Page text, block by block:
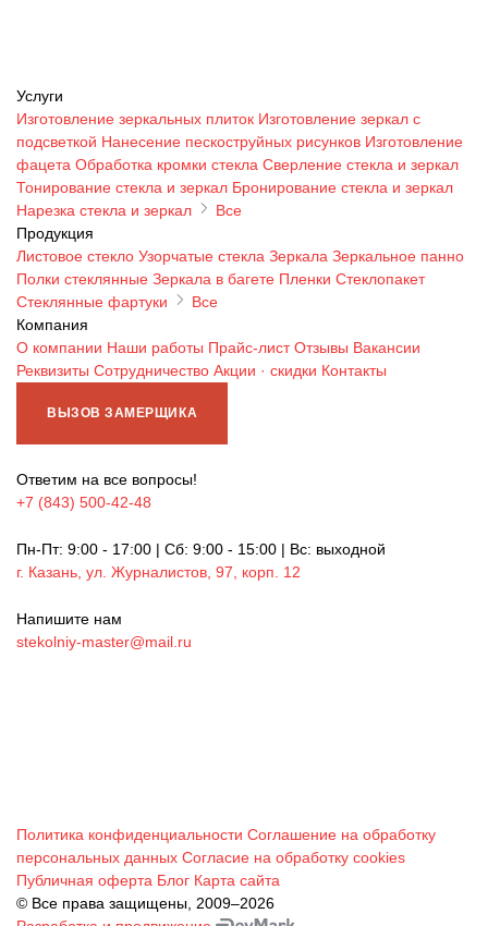
Услуги
Изготовление зеркальных плиток Изготовление зеркал с
подсветкой Нанесение пескоструйных рисунков Изготовление
фацета Обработка кромки стекла Сверление стекла и зеркал
Тонирование стекла и зеркал Бронирование стекла и зеркал
Нарезка стекла и зеркал
Все
Продукция
Листовое стекло Узорчатые стекла Зеркала Зеркальное панно
Полки стеклянные Зеркала в багете Пленки Стеклопакет
Стеклянные фартуки
Все
Компания
О компании Наши работы Прайс-лист Отзывы Вакансии
Реквизиты Сотрудничество Акции · скидки Контакты
ВЫЗОВ ЗАМЕРЩИКА
Ответим на все вопросы!
+7 (843) 500-42-48
Пн-Пт: 9:00 - 17:00 | Сб: 9:00 - 15:00 | Вс: выходной
г. Казань, ул. Журналистов, 97, корп. 12
Напишите нам
stekolniy-master@mail.ru
Политика конфиденциальности Соглашение на обработку
персональных данных Согласие на обработку cookies
Публичная оферта Блог Карта сайта
© Все права защищены, 2009–2026